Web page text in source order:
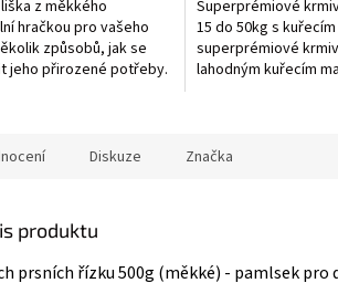
z měkkého
hračkou pro vašeho
způsobů, jak se
jeho přirozené potřeby.
5
hvězdiček.
Superprémiové
15 do 50kg s
superprémiové
lahodným kuřecím
Diskuze Značka
produktu
prsních řízku 500g (měkké) - pamlsek pro